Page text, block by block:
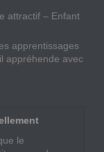
attractif – Enfant
apprentissages
appréhende avec
le